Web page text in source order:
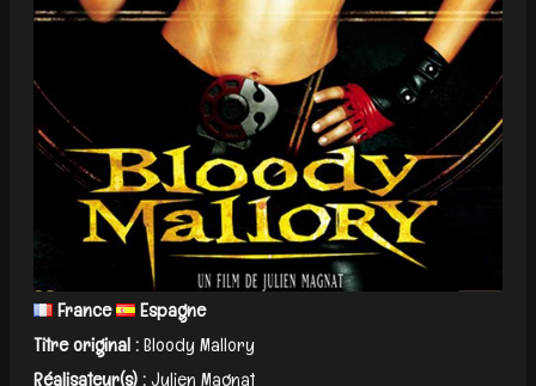
France
Espagne
Titre original :Bloody Mallory
Réalisateur(s) :Julien Magnat